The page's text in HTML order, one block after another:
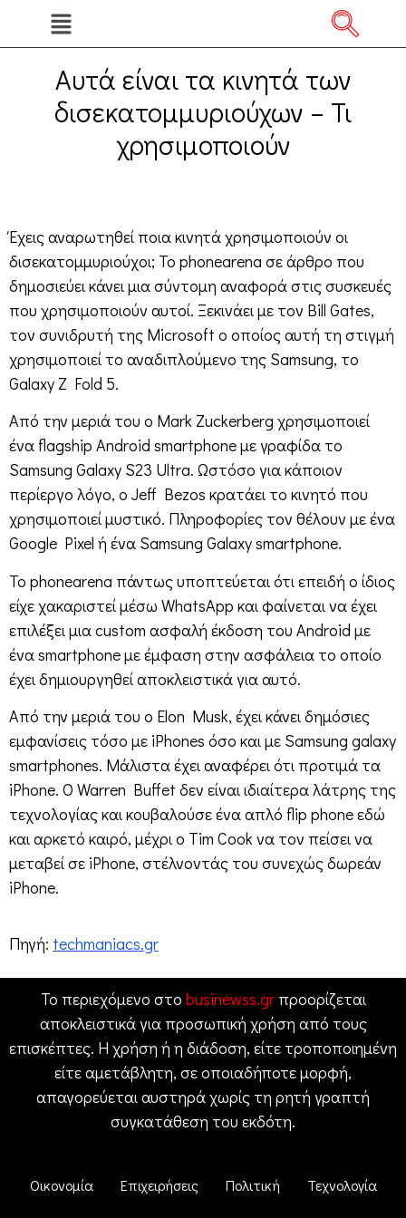
Αυτά είναι τα κινητά των
δισεκατομμυριούχων – Τι
χρησιμοποιούν
Έχεις αναρωτηθεί ποια κινητά χρησιμοποιούν οι
δισεκατομμυριούχοι; Το phonearena σε άρθρο που
δημοσιεύει κάνει μια σύντομη αναφορά στις συσκευές
που χρησιμοποιούν αυτοί. Ξεκινάει με τον Bill Gates,
τον συνιδρυτή της Microsoft ο οποίος αυτή τη στιγμή
χρησιμοποιεί το αναδιπλούμενο της Samsung, το
Galaxy Z Fold 5.
Από την μεριά του ο Mark Zuckerberg χρησιμοποιεί
ένα flagship Android smartphone με γραφίδα το
Samsung Galaxy S23 Ultra. Ωστόσο για κάποιον
περίεργο λόγο, ο Jeff Bezos κρατάει το κινητό που
χρησιμοποιεί μυστικό. Πληροφορίες τον θέλουν με ένα
Google Pixel ή ένα Samsung Galaxy smartphone.
Το phonearena πάντως υποπτεύεται ότι επειδή ο ίδιος
είχε χακαριστεί μέσω WhatsApp και φαίνεται να έχει
επιλέξει μια custom ασφαλή έκδοση του Android με
ένα smartphone με έμφαση στην ασφάλεια το οποίο
έχει δημιουργηθεί αποκλειστικά για αυτό.
Από την μεριά του ο Elon Musk, έχει κάνει δημόσιες
εμφανίσεις τόσο με iPhones όσο και με Samsung galaxy
smartphones. Μάλιστα έχει αναφέρει ότι προτιμά τα
iPhone. Ο Warren Buffet δεν είναι ιδιαίτερα λάτρης της
τεχνολογίας και κουβαλούσε ένα απλό flip phone εδώ
και αρκετό καιρό, μέχρι ο Tim Cook να τον πείσει να
μεταβεί σε iPhone, στέλνοντάς του συνεχώς δωρεάν
iPhone.
Πηγή: techmaniacs.gr
Το περιεχόμενο στο businewss.grπροορίζεται
αποκλειστικά για προσωπική χρήση από τους
επισκέπτες. Η χρήση ή η διάδοση, είτε τροποποιημένη
είτε αμετάβλητη, σε οποιαδήποτε μορφή,
απαγορεύεται αυστηρά χωρίς τη ρητή γραπτή
συγκατάθεση του εκδότη.
Οικονομία Επιχειρήσεις Πολιτική Τεχνολογία